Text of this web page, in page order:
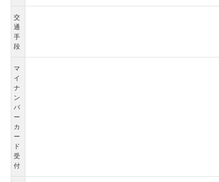
交
通
手
段
マ
イ
ナ
ン
バ
ー
カ
ー
ド
受
付